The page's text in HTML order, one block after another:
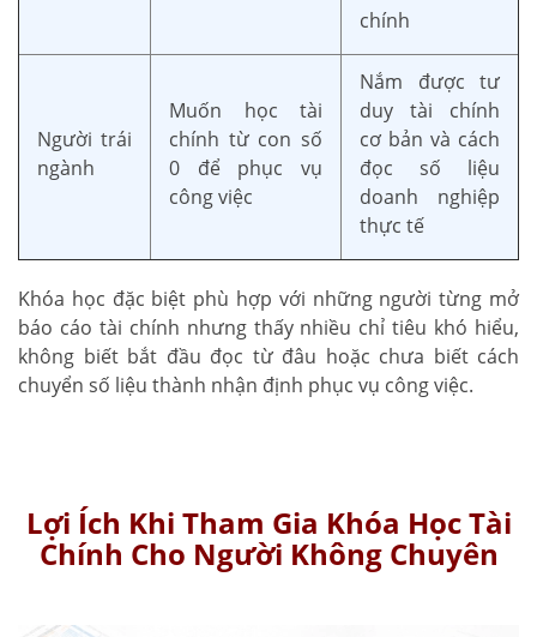
chính
Người trái
ngành
Muốn học tài
chính từ con số
0 để phục vụ
công việc
Nắm được tư
duy tài chính
cơ bản và cách
đọc số liệu
doanh nghiệp
thực tế
Khóa học đặc biệt phù hợp với những người từng mở
báo cáo tài chính nhưng thấy nhiều chỉ tiêu khó hiểu,
không biết bắt đầu đọc từ đâu hoặc chưa biết cách
chuyển số liệu thành nhận định phục vụ công việc.
Lợi Ích Khi Tham Gia Khóa Học Tài
Chính Cho Người Không Chuyên